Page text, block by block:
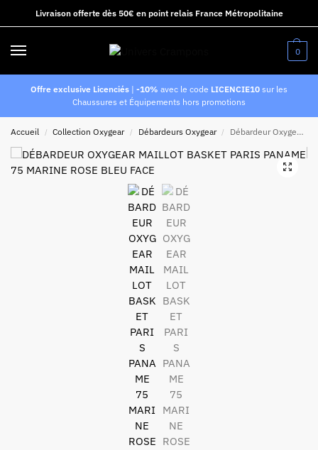
Livraison offerte dès 50€ en point relais France Métropolitaine
0
Offre exclusive Licenciés | -10% avec le code LICENCIE10 sur les
Chaussures et Équipements hors promotions
Accueil / Collection Oxygear / Débardeurs Oxygear / Débardeur Oxygear Paname Rose et Bleu